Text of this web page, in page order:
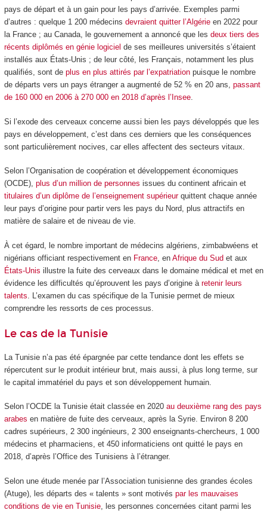
pays de départ et à un gain pour les pays d’arrivée. Exemples parmi
d’autres : quelque 1 200 médecins devraient quitter l’Algérieen 2022 pour
la France ; au Canada, le gouvernement a annoncé que les deux tiers des
récents diplômés en génie logiciel de ses meilleures universités s’étaient
installés aux États-Unis ; de leur côté, les Français, notamment les plus
qualifiés, sont de plus en plus attirés par l’expatriationpuisque le nombre
de départs vers un pays étranger a augmenté de 52 % en 20 ans, passant
de 160 000 en 2006 à 270 000 en 2018 d’après l’Insee.
Si l’exode des cerveaux concerne aussi bien les pays développés que les
pays en développement, c’est dans ces derniers que les conséquences
sont particulièrement nocives, car elles affectent des secteurs vitaux.
Selon l’Organisation de coopération et développement économiques
(OCDE), plus d’un million de personnes issues du continent africain et
titulaires d’un diplôme de l’enseignement supérieurquittent chaque année
leur pays d’origine pour partir vers les pays du Nord, plus attractifs en
matière de salaire et de niveau de vie.
À cet égard, le nombre important de médecins algériens, zimbabwéens et
nigérians officiant respectivement en France, en Afrique du Sud et aux
États-Unis illustre la fuite des cerveaux dans le domaine médical et met en
évidence les difficultés qu’éprouvent les pays d’origine à retenir leurs
talents . L’examen du cas spécifique de la Tunisie permet de mieux
comprendre les ressorts de ces processus.
Le cas de la Tunisie
La Tunisie n’a pas été épargnée par cette tendance dont les effets se
répercutent sur le produit intérieur brut, mais aussi, à plus long terme, sur
le capital immatériel du pays et son développement humain.
Selon l’OCDE la Tunisie était classée en 2020 au deuxième rang des pays
arabes en matière de fuite des cerveaux, après la Syrie. Environ 8 200
cadres supérieurs, 2 300 ingénieurs, 2 300 enseignants-chercheurs, 1 000
médecins et pharmaciens, et 450 informaticiens ont quitté le pays en
2018, d’après l’Office des Tunisiens à l’étranger.
Selon une étude menée par l’Association tunisienne des grandes écoles
(Atuge), les départs des « talents » sont motivés par les mauvaises
conditions de vie en Tunisie, les personnes concernées citant parmi les